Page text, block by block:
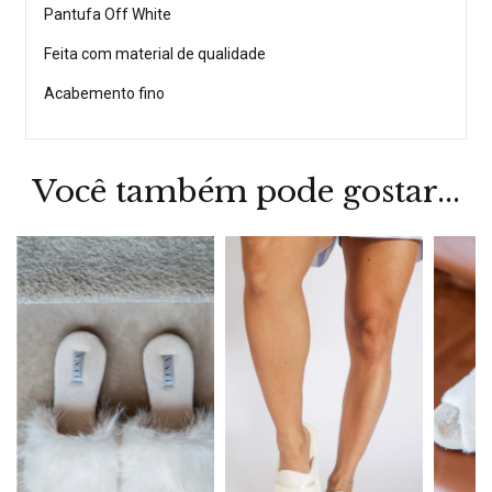
Pantufa Off White
Feita com material de qualidade
Acabemento fino
Você também pode gostar...